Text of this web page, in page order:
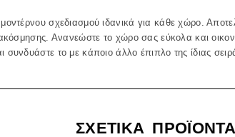
σχεδιασμού ιδανικά για κάθε χώρο.
Ανανεώστε το χώρο σας εύκολα και
το με κάποιο άλλο έπιπλο της ίδιας
ΣΧΕΤΙΚΑ ΠΡΟΪΟΝΤΑ